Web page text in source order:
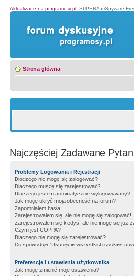
Aktualizacje na programosy.pl: SUPERAntiSpyware
Strona główna
Najczęściej Zadawane
Problemy Logowania i Rejestracji
Dlaczego nie mogę się zalogować?
Dlaczego muszę się zarejestrować?
Dlaczego jestem automatycznie wylogowywany?
Jak mogę ukryć moją obecność na forum?
Zapomniałem hasła!
Zarejestrowałem się, ale nie mogę się zalogować!
Zarejestrowałem się kiedyś, ale nie mogę się już
Czym jest COPPA?
Dlaczego nie mogę się zarejestrować?
Co spowoduje "Usunięcie wszystkich cookies
Preferencje i ustawienia użytkownika
Jak mogę zmienić moje ustawienia?